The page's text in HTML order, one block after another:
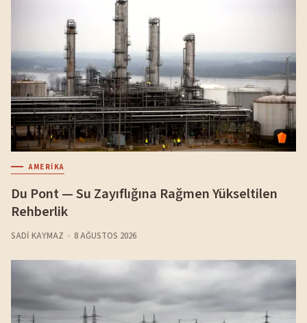
AMERIKA
Du Pont — Su Zayıflığına Rağmen Yükseltilen
Rehberlik
SADI KAYMAZ 8 AĞUSTOS 2026